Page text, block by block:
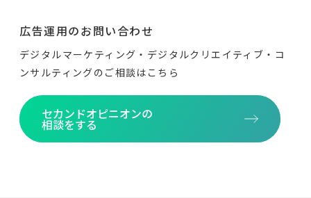
広告運用のお問い合わせ
デジタルマーケティング・デジタルクリエイティブ・ コ
ンサルティングのご相談はこちら
セカンドオピニオンの
相談をする